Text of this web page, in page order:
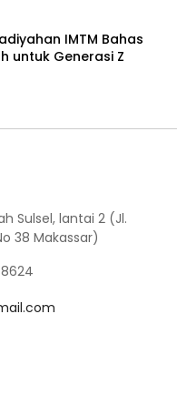
IMTM Bahas
untuk Generasi Z
Sulsel, lantai 2 (Jl.
38 Makassar)